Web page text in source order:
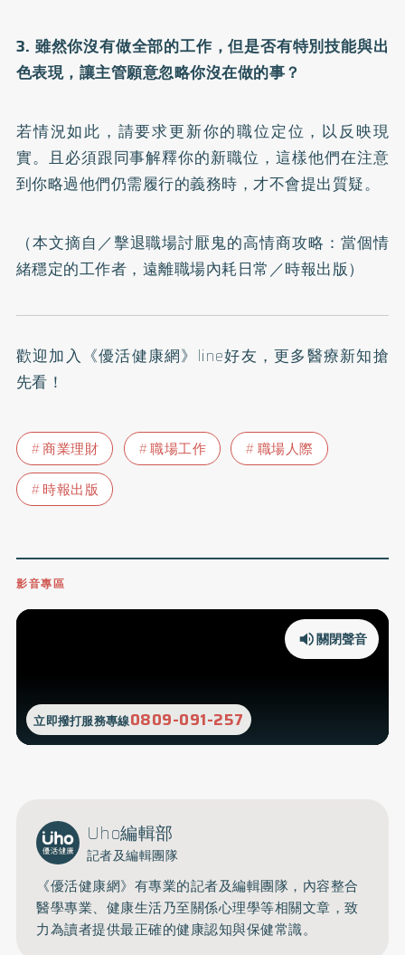
3. 雖然你沒有做全部的工作，但是否有特別技能與出
色表現，讓主管願意忽略你沒在做的事？
若情況如此，請要求更新你的職位定位，以反映現
實。且必須跟同事解釋你的新職位，這樣他們在注意
到你略過他們仍需履行的義務時，才不會提出質疑。
（本文摘自／擊退職場討厭鬼的高情商攻略：當個情
緒穩定的工作者，遠離職場內耗日常／時報出版）
歡迎加入 《優活健康網》line好友 ，更多醫療新知搶
先看！
商業理財 職場工作
職場人際
時報出版
影音專區
立即撥打服務專線0809-091-257
關閉聲音
Uho編輯部
記者及編輯團隊
《優活健康網》有專業的記者及編輯團隊，內容整合
醫學專業、健康生活乃至關係心理學等相關文章，致
力為讀者提供最正確的健康認知與保健常識。